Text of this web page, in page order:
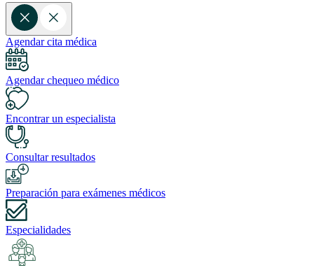
Agendar cita médica
Agendar chequeo médico
Encontrar un especialista
Consultar resultados
Preparación para exámenes médicos
Especialidades